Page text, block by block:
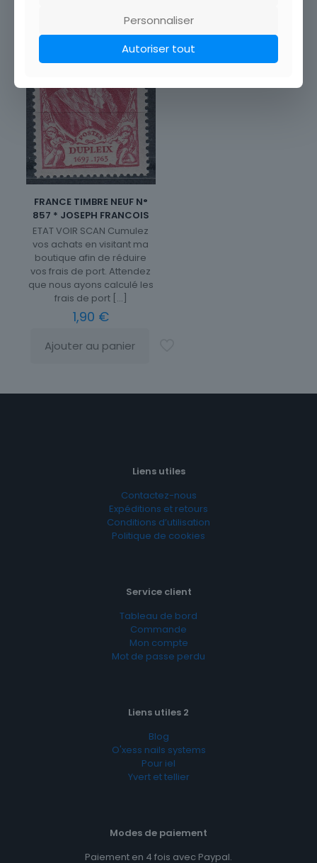
FRANCE TIMBRE NEUF N°
857 * JOSEPH FRANCOIS
ETAT VOIR SCAN Cumulez
vos achats en visitant ma
boutique afin de réduire
vos frais de port. Attendez
que nous ayons calculé les
frais de port[…]
1,90 €
Ajouter au panier
Liens utiles
Contactez-nous
Expéditions et retours
Conditions d’utilisation
Politique de cookies
Service client
Tableau de bord
Commande
Mon compte
Mot de passe perdu
Liens utiles 2
Blog
O'xess nails systems
Pour iel
Yvert et tellier
Modes de paiement
Paiement en 4 fois avec Paypal.
Personnaliser
Autoriser tout